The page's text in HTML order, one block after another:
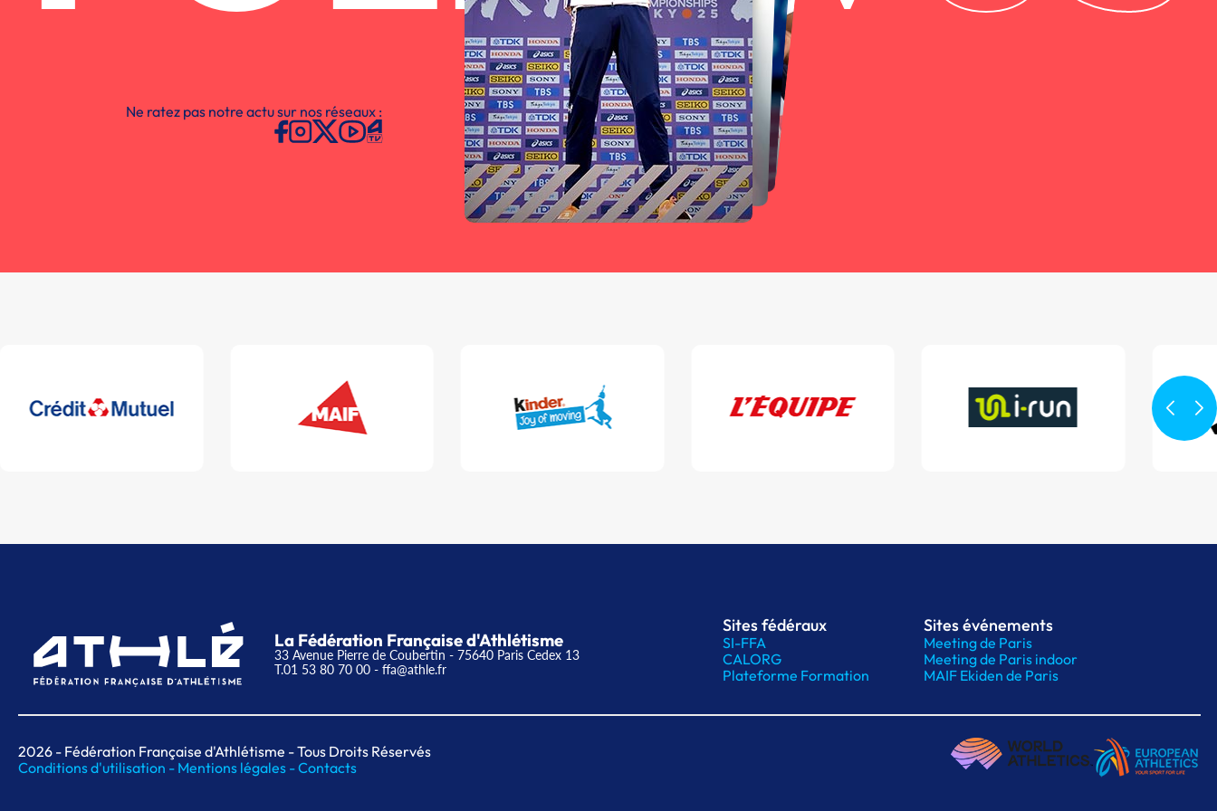
Ne ratez pas notre actu sur nos réseaux :
La Fédération Française d'Athlétisme
33 Avenue Pierre de Coubertin - 75640 Paris Cedex 13
T.01 53 80 70 00 - ffa@athle.fr
Sites fédéraux
SI-FFA
CALORG
Plateforme Formation
Sites événements
Meeting de Paris
Meeting de Paris indoor
MAIF Ekiden de Paris
2026 - Fédération Française d'Athlétisme - Tous Droits Réservés
Conditions d'utilisation - Mentions légales -Contacts